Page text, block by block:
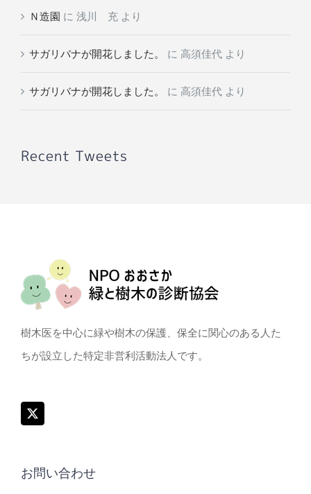
Ｎ造園 に 浅川 充 より
サガリバナが開花しました。 に 高須佳代 より
サガリバナが開花しました。 に 高須佳代 より
Recent Tweets
樹木医を中心に緑や樹木の保護、保全に関心のある人た
ちが設立した特定非営利活動法人です。
お問い合わせ